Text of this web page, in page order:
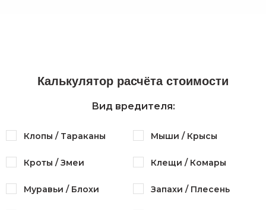
Калькулятор расчёта стоимости
Вид вредителя:
Клопы / Тараканы Мыши / Крысы
Кроты / Змеи Клещи / Комары
Муравьи / Блохи Запахи / Плесень